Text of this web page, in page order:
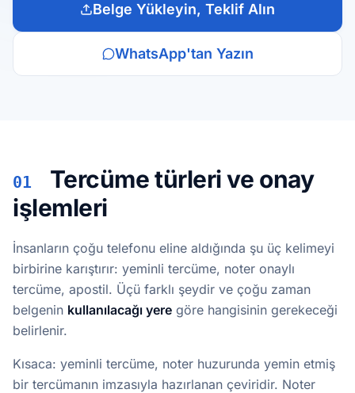
Belge Yükleyin, Teklif Alın
WhatsApp'tan Yazın
01
Tercüme türleri ve onay
işlemleri
İnsanların çoğu telefonu eline aldığında şu üç kelimeyi
birbirine karıştırır: yeminli tercüme, noter onaylı
tercüme, apostil. Üçü farklı şeydir ve çoğu zaman
belgenin kullanılacağı yere göre hangisinin gerekeceği
belirlenir.
Kısaca: yeminli tercüme, noter huzurunda yemin etmiş
bir tercümanın imzasıyla hazırlanan çeviridir. Noter